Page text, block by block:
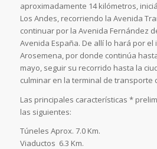
aproximadamente 14 kilómetros,
Los Andes, recorriendo la Avenida
continuar por la Avenida Fernández
Avenida España. De allí lo hará por el
Arosemena, por donde continúa
mayo, seguir su recorrido hasta la
culminar en la terminal de transporte
Las principales características *
las siguientes:
Túneles Aprox. 7.0 Km.
Viaductos  6.3 Km.